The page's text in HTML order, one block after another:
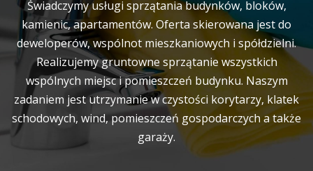
Świadczymy usługi sprzątania budynków, bloków,
kamienic, apartamentów. Oferta skierowana jest do
deweloperów, wspólnot mieszkaniowych i spółdzielni.
Realizujemy gruntowne sprzątanie wszystkich
wspólnych miejsc i pomieszczeń budynku. Naszym
zadaniem jest utrzymanie w czystości korytarzy, klatek
schodowych, wind, pomieszczeń gospodarczych a także
garaży.